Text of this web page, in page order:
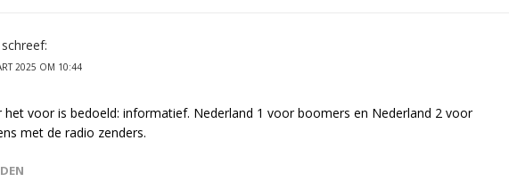
schreef:
2025 OM 10:44
het voor is bedoeld: informatief. Nederland 1 voor boomers en Nederland 2 voor
met de radio zenders.